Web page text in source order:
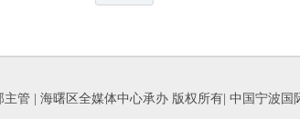
管 | 海曙区全媒体中心承办 版权所有| 中国宁波国